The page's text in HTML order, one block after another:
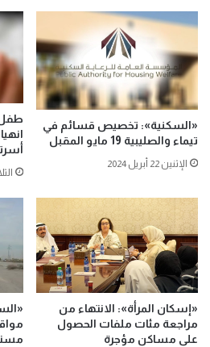
«السكنية»: تخصيص قسائم في
تيماء والصليبية 19 مايو المقبل
الإثنين 22 أبريل 2024
طفل
الثلاثاء
«إسكان المرأة»: الانتهاء من
مراجعة مئات ملفات الحصول
على مساكن مؤجرة